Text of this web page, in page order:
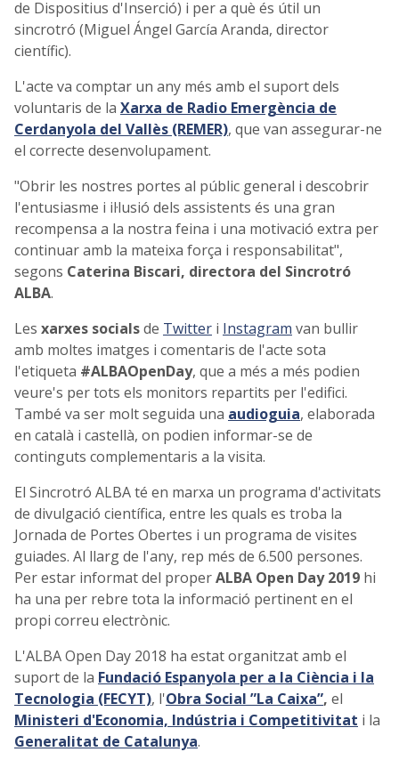
de Dispositius d'Inserció) i per a què és útil un
sincrotró (Miguel Ángel García Aranda, director
científic).
L'acte va comptar un any més amb el suport dels
voluntaris de la Xarxa de Radio Emergència de
Cerdanyola del Vallès (REMER), que van assegurar-ne
el correcte desenvolupament.
"Obrir les nostres portes al públic general i descobrir
l'entusiasme i il·lusió dels assistents és una gran
recompensa a la nostra feina i una motivació extra per
continuar amb la mateixa força i responsabilitat",
segons Caterina Biscari, directora del Sincrotró
ALBA.
Les xarxes socialsde Twitter i Instagram van bullir
amb moltes imatges i comentaris de l'acte sota
l'etiqueta #ALBAOpenDay, que a més a més podien
veure's per tots els monitors repartits per l'edifici.
També va ser molt seguida una audioguia, elaborada
en català i castellà, on podien informar-se de
continguts complementaris a la visita.
El Sincrotró ALBA té en marxa un programa d'activitats
de divulgació científica, entre les quals es troba la
Jornada de Portes Obertes i un programa de visites
guiades. Al llarg de l'any, rep més de 6.500 persones.
Per estar informat del properALBA Open Day 2019 hi
ha una per rebre tota la informació pertinent en el
propi correu electrònic.
L'ALBA Open Day 2018 ha estat organitzat amb el
suport de la Fundació Espanyola per a la Ciència i la
Tecnologia (FECYT), l'Obra Social ”La Caixa”, el
Ministeri d'Economia, Indústria i Competitivitat i la
Generalitat de Catalunya.